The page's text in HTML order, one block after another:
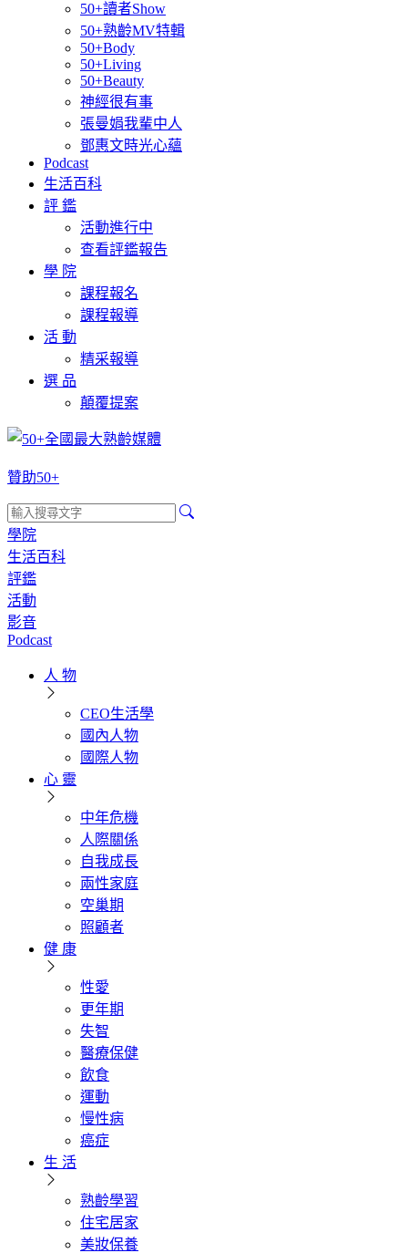
50+讀者Show
50+熟齡MV特輯
50+Body
50+Living
50+Beauty
神經很有事
張曼娟我輩中人
鄧惠文時光心蘊
Podcast
生活百科
評 鑑
活動進行中
查看評鑑報告
學 院
課程報名
課程報導
活 動
精采報導
選 品
顛覆提案
贊助50+
學院
生活百科
評鑑
活動
影音
Podcast
人 物
CEO生活學
國內人物
國際人物
心 靈
中年危機
人際關係
自我成長
兩性家庭
空巢期
照顧者
健 康
性愛
更年期
失智
醫療保健
飲食
運動
慢性病
癌症
生 活
熟齡學習
住宅居家
美妝保養